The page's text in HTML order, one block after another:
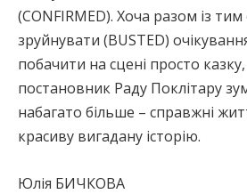
(CONFIRMED). Хоча разом із
зруйнувати (BUSTED)
побачити на сцені просто казку,
постановник Раду Поклітару
набагато більше – справжні
красиву вигадану історію.
Юлія БИЧКОВА